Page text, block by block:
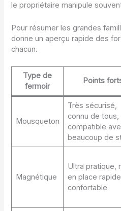
le propriétaire manipule
Pour résumer les grandes
donne un aperçu rapide des
chacun.
Type de
fermoir
Points
Mousqueton
Très sécurisé,
connu de tous,
compatible
beaucoup de
Magnétique
Ultra pratique,
en place
confortable